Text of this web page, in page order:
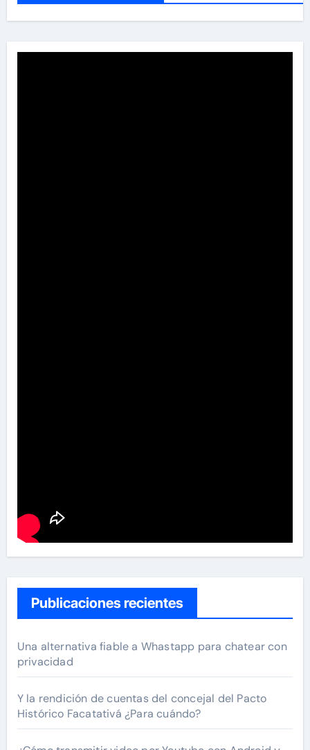
Publicaciones recientes
Una alternativa fiable a Whastapp para chatear con
privacidad
Y la rendición de cuentas del concejal del Pacto
Histórico Facatativá ¿Para cuándo?